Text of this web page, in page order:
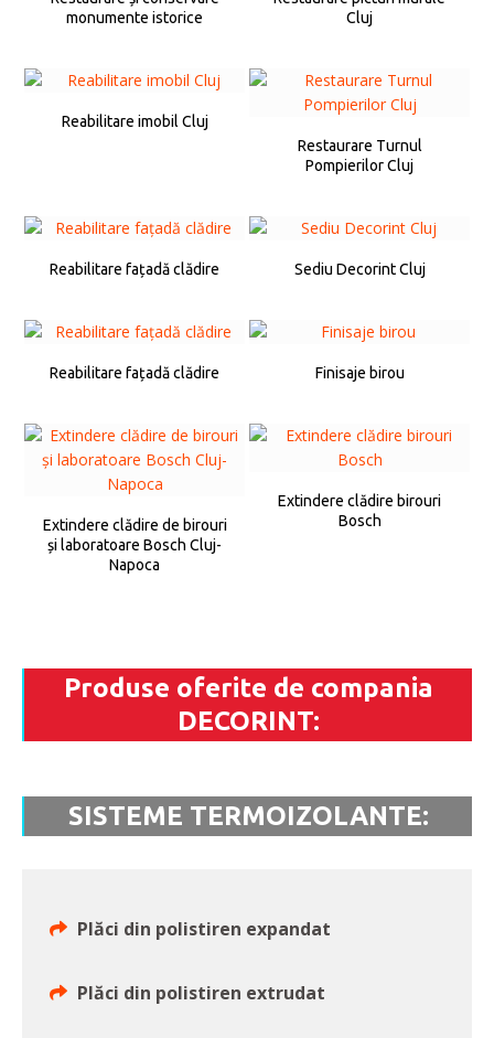
monumente istorice
Cluj
Reabilitare imobil Cluj
Restaurare Turnul
Pompierilor Cluj
Reabilitare fațadă clădire Sediu Decorint Cluj
Reabilitare fațadă clădire Finisaje birou
Extindere clădire de birouri
și laboratoare Bosch Cluj-
Napoca
Extindere clădire birouri
Bosch
Produse oferite de compania
DECORINT:
SISTEME TERMOIZOLANTE:
Plăci din polistiren expandat
Plăci din polistiren extrudat